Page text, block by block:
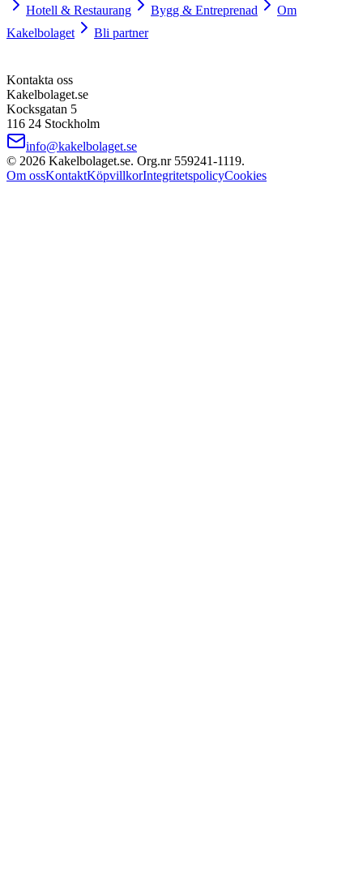
Hotell & Restaurang
Bygg & Entreprenad
Om
Kakelbolaget
Bli partner
Kontakta oss
Kakelbolaget.se
Kocksgatan 5
116 24 Stockholm
info@kakelbolaget.se
© 2026 Kakelbolaget.se. Org.nr 559241‑1119.
Om ossKontaktKöpvillkorIntegritetspolicyCookies